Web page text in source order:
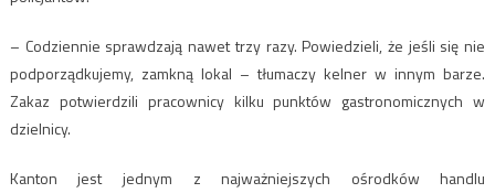
– Codziennie sprawdzają nawet trzy razy. Powiedzieli, że jeśli się nie
podporządkujemy, zamkną lokal – tłumaczy kelner w innym barze.
Zakaz potwierdzili pracownicy kilku punktów gastronomicznych w
dzielnicy.
Kanton jest jednym z najważniejszych ośrodków handlu